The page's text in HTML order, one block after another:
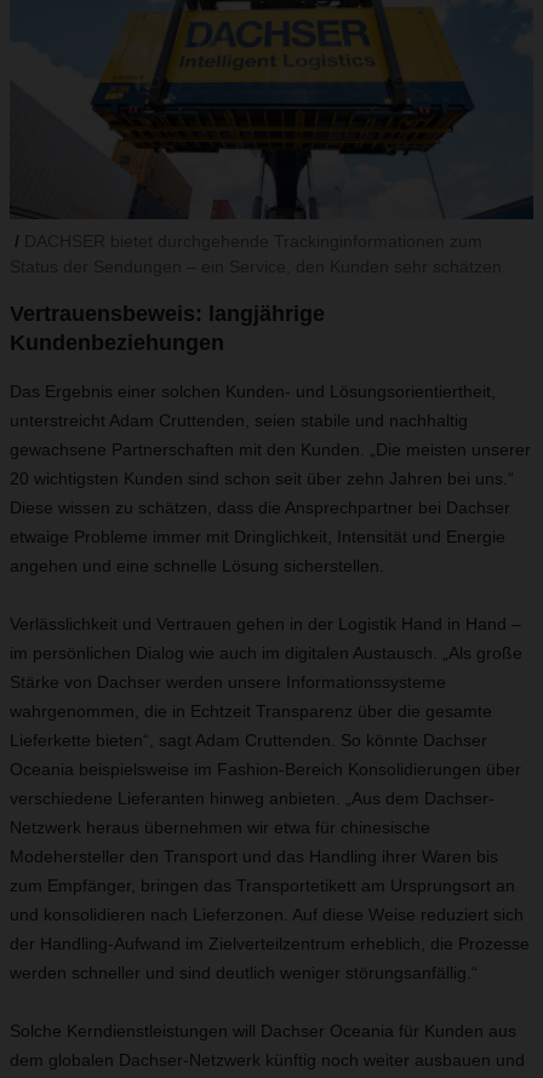
Vertrauensbeweis: langjährige
Kundenbeziehungen
Das Ergebnis einer solchen Kunden- und Lösungsorientiertheit,
unterstreicht Adam Cruttenden, seien stabile und nachhaltig
gewachsene Partnerschaften mit den Kunden. „Die meisten unserer
20 wichtigsten Kunden sind schon seit über zehn Jahren bei uns.“
Diese wissen zu schätzen, dass die Ansprechpartner bei Dachser
etwaige Probleme immer mit Dringlichkeit, Intensität und Energie
angehen und eine schnelle Lösung sicherstellen.
Verlässlichkeit und Vertrauen gehen in der Logistik Hand in Hand –
im persönlichen Dialog wie auch im digitalen Austausch. „Als große
Stärke von Dachser werden unsere Informationssysteme
wahrgenommen, die in Echtzeit Transparenz über die gesamte
Lieferkette bieten“, sagt Adam Cruttenden. So könnte Dachser
Oceania beispielsweise im Fashion-Bereich Konsolidierungen über
verschiedene Lieferanten hinweg anbieten. „Aus dem Dachser-
Netzwerk heraus übernehmen wir etwa für chinesische
Modehersteller den Transport und das Handling ihrer Waren bis
zum Empfänger, bringen das Transportetikett am Ursprungsort an
und konsolidieren nach Lieferzonen. Auf diese Weise reduziert sich
der Handling-Aufwand im Zielverteilzentrum erheblich, die Prozesse
werden schneller und sind deutlich weniger störungsanfällig.“
Solche Kerndienstleistungen will Dachser Oceania für Kunden aus
dem globalen Dachser-Netzwerk künftig noch weiter ausbauen und